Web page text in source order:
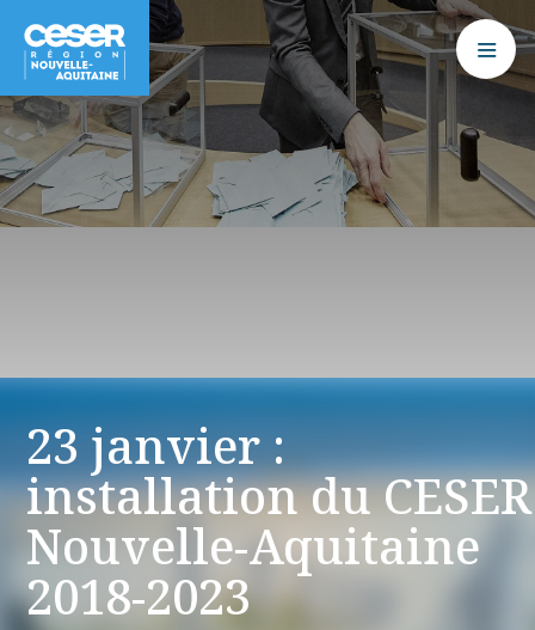
23 janvier :
installation du CESER
Nouvelle-Aquitaine
2018-2023